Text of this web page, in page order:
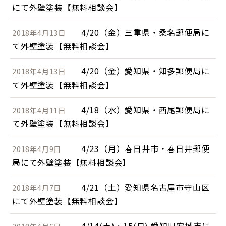
にて外壁塗装【無料相談会】
2018年4月13日
4/20（金）三重県・桑名郵便局に
て外壁塗装【無料相談会】
2018年4月13日
4/20（金）愛知県・知多郵便局に
て外壁塗装【無料相談会】
2018年4月11日
4/18（水）愛知県・西尾郵便局に
て外壁塗装【無料相談会】
2018年4月9日
4/23（月）春日井市・春日井郵便
局にて外壁塗装【無料相談会】
2018年4月7日
4/21（土）愛知県名古屋市守山区
にて外壁塗装【無料相談会】